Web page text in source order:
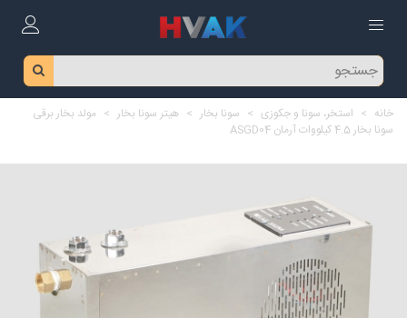
خانه > استخر، سونا و جکوزی > سونا بخار > هیتر سونا بخار > مولد بخار برقی
سونا بخار 4.5 کیلووات آرمان ASGD04